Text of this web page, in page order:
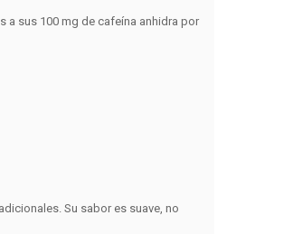
a sus 100 mg de cafeína anhidra por
Su sabor es suave, no